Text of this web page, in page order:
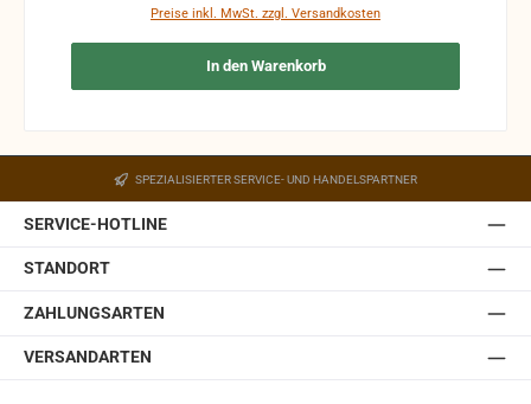
Preise inkl. MwSt. zzgl. Versandkosten
In den Warenkorb
SPEZIALISIERTER SERVICE- UND HANDELSPARTNER
SERVICE-HOTLINE
STANDORT
ZAHLUNGSARTEN
VERSANDARTEN